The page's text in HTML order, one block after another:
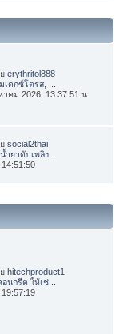
ยerythritol888
เดกซ์โตรส, ...
าคม 2026, 13:37:51 น.
ยsocial2thai
ำยาดับเพลิง...
ยhitechproduct1
นกรีต ให้เช่...